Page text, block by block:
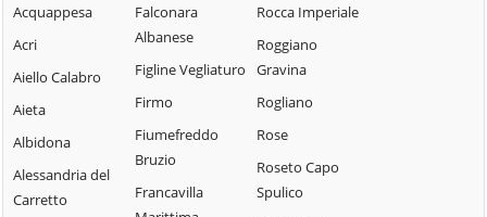
Acquappesa
Acri
Aiello Calabro
Aieta
Albidona
Alessandria del
Carretto
Falconara
Albanese
Figline Vegliaturo
Firmo
Fiumefreddo
Bruzio
Francavilla
Rocca Imperiale
Roggiano
Gravina
Rogliano
Rose
Roseto Capo
Spulico